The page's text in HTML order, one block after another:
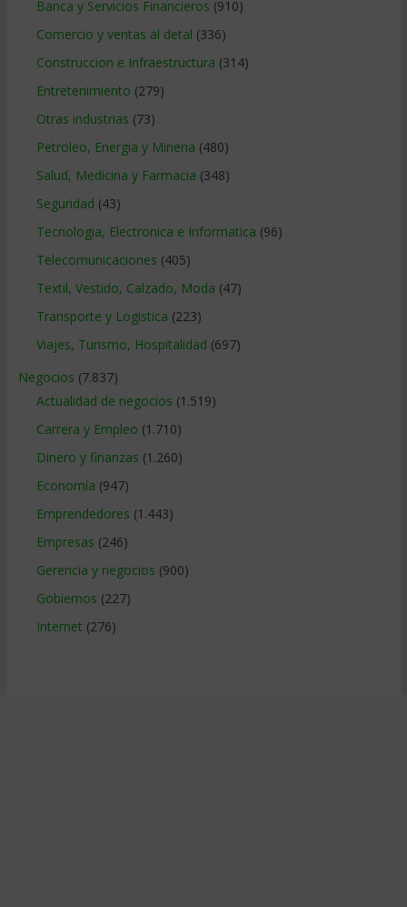
Banca y Servicios Financieros (910)
Comercio y ventas al detal (336)
Construccion e Infraestructura (314)
Entretenimiento (279)
Otras industrias (73)
Petroleo, Energia y Mineria (480)
Salud, Medicina y Farmacia (348)
Seguridad (43)
Tecnologia, Electronica e Informatica (96)
Telecomunicaciones (405)
Textil, Vestido, Calzado, Moda (47)
Transporte y Logistica (223)
Viajes, Turismo, Hospitalidad (697)
Negocios (7.837)
Actualidad de negocios (1.519)
Carrera y Empleo (1.710)
Dinero y finanzas (1.260)
Economía (947)
Emprendedores (1.443)
Empresas (246)
Gerencia y negocios (900)
Gobiernos (227)
Internet (276)